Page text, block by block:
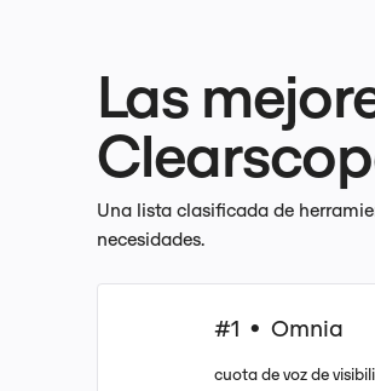
Las
Una lista clasificada de
necesidades.
#1 • Omnia
cuota de voz de